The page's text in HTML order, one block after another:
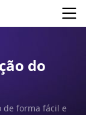
do
de forma fácil e